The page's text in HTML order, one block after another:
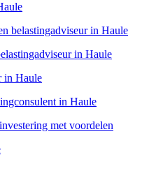
belastingadviseur in Haule
in Haule
in Haule
in Haule
met voordelen